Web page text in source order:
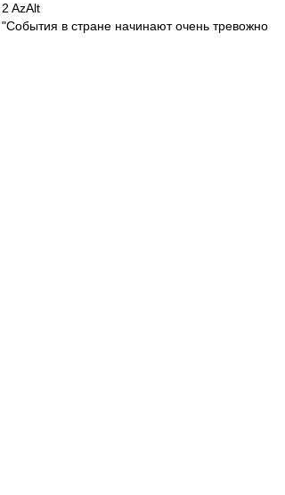
2 AzAlt
"События в стране начинают очень тревожно